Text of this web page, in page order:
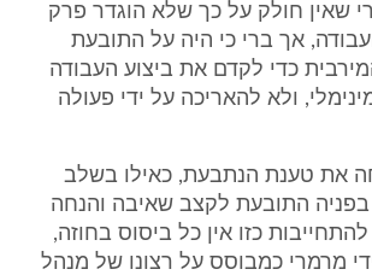
שאין חולק על כך שלא הוגדר פרק
אך ברי כי היה על התובעת
כדי לקדם את ביצוע העבודה
ולא להאריכה על ידי פעולה
את טענת הנתבעת, כאילו בשלב
התובעת לקצב שאיבה והנחה
להתחייבות כזו אין כל ביסוס בחוזה,
מרמרי כמבוסס על רצונו של מנהל